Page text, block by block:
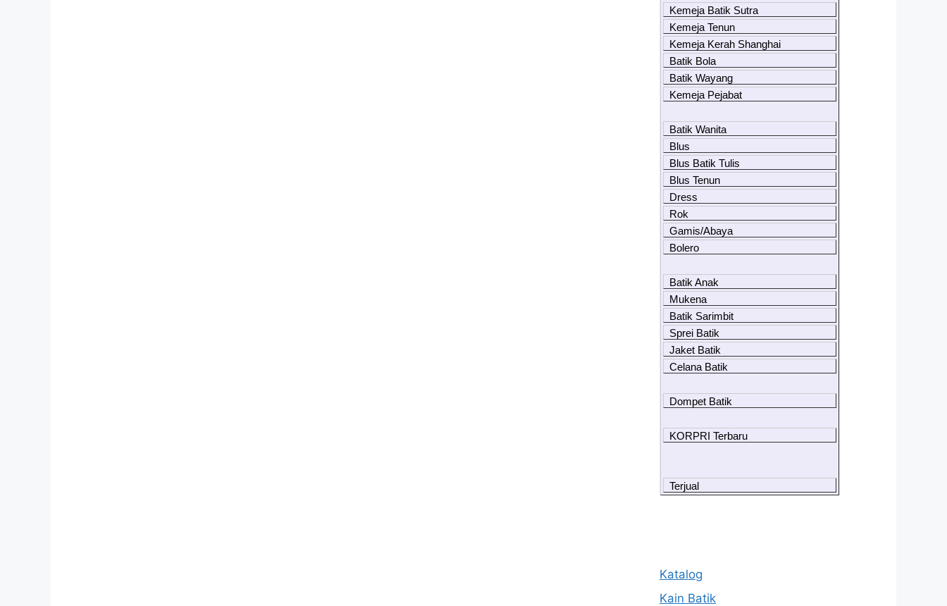
Kemeja Batik Sutra
Kemeja Tenun
Kemeja Kerah Shanghai
Batik Bola
Batik Wayang
Kemeja Pejabat
Batik Wanita
Blus
Blus Batik Tulis
Blus Tenun
Dress
Rok
Gamis/Abaya
Bolero
Batik Anak
Mukena
Batik Sarimbit
Sprei Batik
Jaket Batik
Celana Batik
Dompet Batik
KORPRI Terbaru
Terjual
Katalog
Kain Batik